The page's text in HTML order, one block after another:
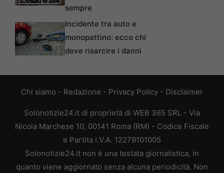
sempre
Incidente tra auto e
monopattino: ecco chi
deve risarcire i danni
Chi siamo - Redazione - Privacy Policy - Disclaimer
Solonotizie24.it di proprietà di WEB 365 SRL - Via
Nicola Marchese 10, 00141 Roma (RM) - Codice Fiscale
e Partita I.V.A. 12279101005
Solonotizie24.it non è una testata giornalistica, in
quanto viene aggiornato senza alcuna periodicità. Non